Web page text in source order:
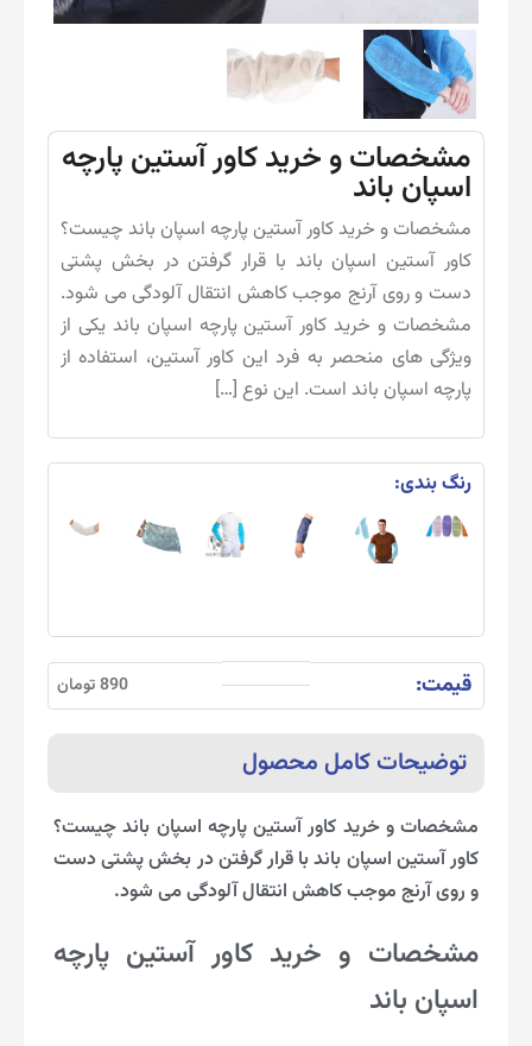
مشخصات و خرید کاور آستین پارچه
اسپان باند
مشخصات و خرید کاور آستین پارچه اسپان باند چیست؟
کاور آستین اسپان باند با قرار گرفتن در بخش پشتی
دست و روی آرنج موجب کاهش انتقال آلودگی می شود.
مشخصات و خرید کاور آستین پارچه اسپان باند یکی از
ویژگی های منحصر به فرد این کاور آستین، استفاده از
پارچه اسپان باند است. این نوع […]
رنگ بندی:
قیمت: 890 تومان
توضیحات کامل محصول
مشخصات و خرید کاور آستین پارچه اسپان باند چیست؟
کاور آستین اسپان باند با قرار گرفتن در بخش پشتی دست
و روی آرنج موجب کاهش انتقال آلودگی می شود.
مشخصات و خرید کاور آستین پارچه
اسپان باند